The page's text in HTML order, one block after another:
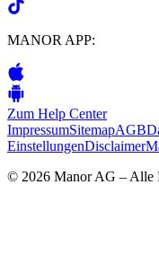
MANOR APP:
Zum Help Center
ImpressumSitemapAGB
EinstellungenDisclaimer
© 2026 Manor AG – Alle